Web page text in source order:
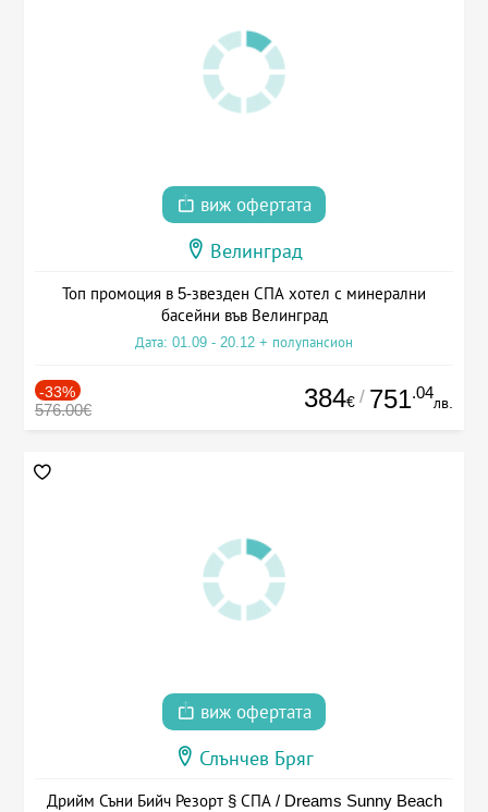
виж офертата
Велинград
Топ промоция в 5-звезден СПА хотел с минерални
басейни във Велинград
Дата: 01.09 - 20.12 + полупансион
-33%
576.00€ 384€ / 751.04
лв.
виж офертата
Слънчев Бряг
Дрийм Съни Бийч Резорт § СПА / Dreams Sunny Beach